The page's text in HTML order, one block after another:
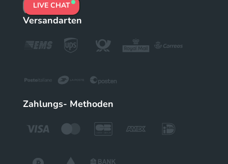
LIVE CHAT
Versandarten
Zahlungs- Methoden